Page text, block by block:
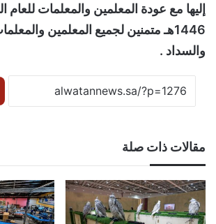
إليها مع عودة المعلمين والمعلمات للعام
1446هـ متمنين لجميع المعلمين
والسداد .
مقالات ذات صلة